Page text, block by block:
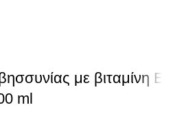
με βιταμίνη Ε
ml